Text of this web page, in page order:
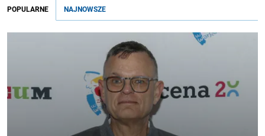
POPULARNE NAJNOWSZE